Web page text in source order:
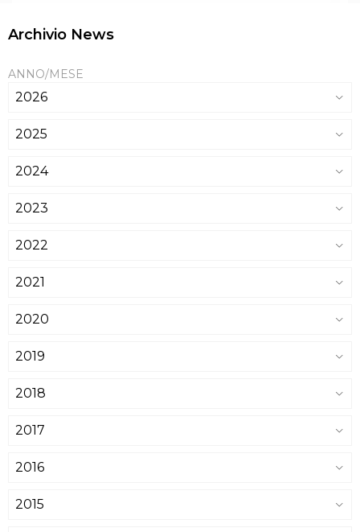
Archivio News
ANNO/MESE
2026
2025
2024
2023
2022
2021
2020
2019
2018
2017
2016
2015